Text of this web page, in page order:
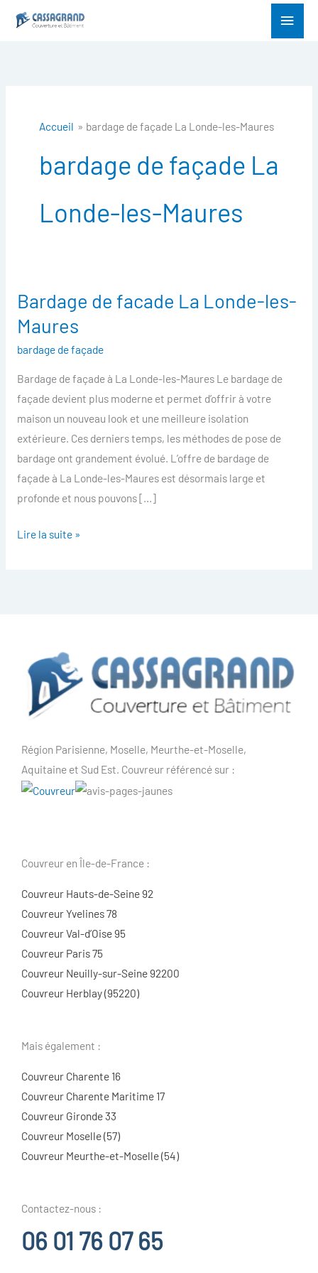
Menu
Accueil bardage de façade La Londe-les-Maures
bardage de façade La
Londe-les-Maures
Bardage de facade La Londe-les-
Maures
bardage de façade
Bardage de façade à La Londe-les-Maures Le bardage de
façade devient plus moderne et permet d’offrir à votre
maison un nouveau look et une meilleure isolation
extérieure. Ces derniers temps, les méthodes de pose de
bardage ont grandement évolué. L’offre de bardage de
façade à La Londe-les-Maures est désormais large et
profonde et nous pouvons […]
Bardage
de
facade
La
Londe-
les-
Maures
Lire la suite »
Région Parisienne, Moselle, Meurthe-et-Moselle,
Aquitaine et Sud Est. Couvreur référencé sur :
Couvreur en Île-de-France :
Couvreur Hauts-de-Seine 92
Couvreur Yvelines 78
Couvreur Val-d’Oise 95
Couvreur Paris 75
Couvreur Neuilly-sur-Seine 92200
Couvreur Herblay (95220)
Mais également :
Couvreur Charente 16
Couvreur Charente Maritime 17
Couvreur Gironde 33
Couvreur Moselle (57)
Couvreur Meurthe-et-Moselle (54)
Contactez-nous :
06 01 76 07 65